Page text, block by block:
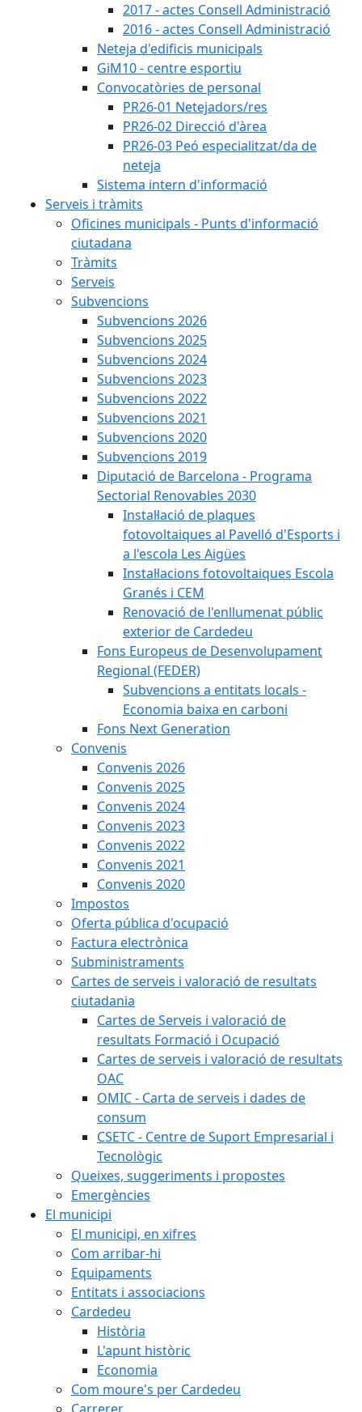
2017 - actes Consell Administració
2016 - actes Consell Administració
Neteja d'edificis municipals
GiM10 - centre esportiu
Convocatòries de personal
PR26-01 Netejadors/res
PR26-02 Direcció d'àrea
PR26-03 Peó especialitzat/da de
neteja
Sistema intern d'informació
Serveis i tràmits
Oficines municipals - Punts d'informació
ciutadana
Tràmits
Serveis
Subvencions
Subvencions 2026
Subvencions 2025
Subvencions 2024
Subvencions 2023
Subvencions 2022
Subvencions 2021
Subvencions 2020
Subvencions 2019
Diputació de Barcelona - Programa
Sectorial Renovables 2030
Instal·lació de plaques
fotovoltaiques al Pavelló d'Esports i
a l'escola Les Aigües
Instal·lacions fotovoltaiques Escola
Granés i CEM
Renovació de l'enllumenat públic
exterior de Cardedeu
Fons Europeus de Desenvolupament
Regional (FEDER)
Subvencions a entitats locals -
Economia baixa en carboni
Fons Next Generation
Convenis
Convenis 2026
Convenis 2025
Convenis 2024
Convenis 2023
Convenis 2022
Convenis 2021
Convenis 2020
Impostos
Oferta pública d'ocupació
Factura electrònica
Subministraments
Cartes de serveis i valoració de resultats
ciutadania
Cartes de Serveis i valoració de
resultats Formació i Ocupació
Cartes de serveis i valoració de resultats
OAC
OMIC - Carta de serveis i dades de
consum
CSETC - Centre de Suport Empresarial i
Tecnològic
Queixes, suggeriments i propostes
Emergències
El municipi
El municipi, en xifres
Com arribar-hi
Equipaments
Entitats i associacions
Cardedeu
Història
L'apunt històric
Economia
Com moure's per Cardedeu